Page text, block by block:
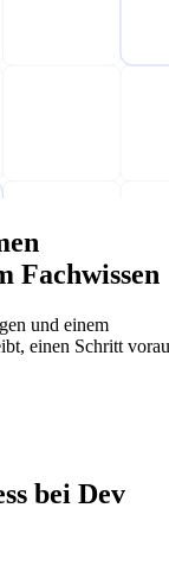
Fachwissen
und einem
einen Schritt
bei Dev